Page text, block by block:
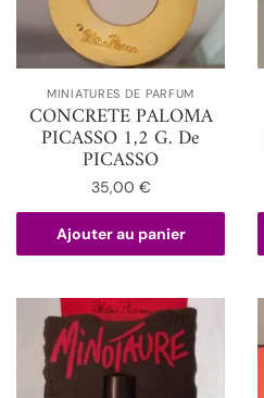
MINIATURES DE PARFUM
CONCRETE PALOMA
PICASSO 1,2 G. De
PICASSO
35,00 €
Ajouter au panier